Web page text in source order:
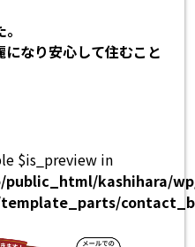
なり安心して住むこと
$is_preview in
public_html/kashihara/